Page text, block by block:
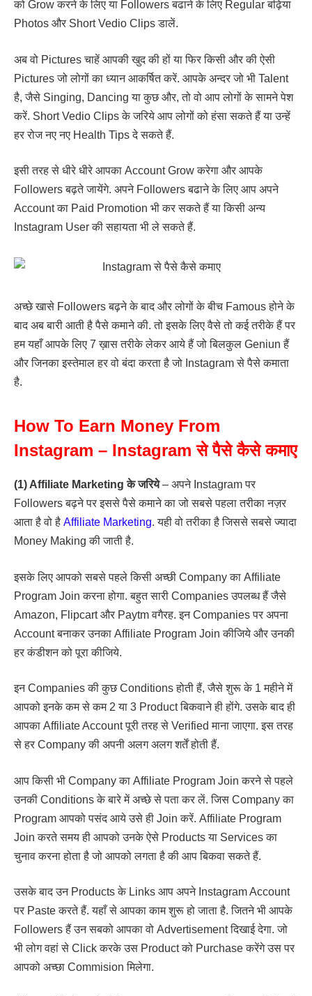
को Grow करने के लिए या Followers बढाने के लिए Regular बढ़िया
Photos और Short Vedio Clips डालें.
अब वो Pictures चाहें आपकी खुद की हों या फिर किसी और की ऐसी
Pictures जो लोगों का ध्यान आकर्षित करें. आपके अन्दर जो भी Talent
है, जैसे Singing, Dancing या कुछ और, तो वो आप लोगों के सामने पेश
करें. Short Vedio Clips के जरिये आप लोगों को हंसा सकते हैं या उन्हें
हर रोज नए नए Health Tips दे सकते हैं.
इसी तरह से धीरे धीरे आपका Account Grow करेगा और आपके
Followers बढ़ते जायेंगे. अपने Followers बढाने के लिए आप अपने
Account का Paid Promotion भी कर सकते हैं या किसी अन्य
Instagram User की सहायता भी ले सकते हैं.
अच्छे खासे Followers बढ़ने के बाद और लोगों के बीच Famous होने के
बाद अब बारी आती है पैसे कमाने की. तो इसके लिए वैसे तो कई तरीके हैं पर
हम यहाँ आपके लिए 7 ख़ास तरीके लेकर आये हैं जो बिलकुल Geniun हैं
और जिनका इस्तेमाल हर वो बंदा करता है जो Instagram से पैसे कमाता
है.
How To Earn Money From
Instagram – Instagram से पैसे कैसे कमाए
(1) Affiliate Marketing के जरिये– अपने Instagram पर
Followers बढ़ने पर इससे पैसे कमाने का जो सबसे पहला तरीका नज़र
आता है वो है Affiliate Marketing. यही वो तरीका है जिससे सबसे ज्यादा
Money Making की जाती है.
इसके लिए आपको सबसे पहले किसी अच्छी Company का Affiliate
Program Join करना होगा. बहुत सारी Companies उपलब्ध हैं जैसे
Amazon, Flipcart और Paytm वगैरह. इन Companies पर अपना
Account बनाकर उनका Affiliate Program Join कीजिये और उनकी
हर कंडीशन को पूरा कीजिये.
इन Companies की कुछ Conditions होती हैं, जैसे शुरू के 1 महीने में
आपको इनके कम से कम 2 या 3 Product बिकवाने ही होंगे. उसके बाद ही
आपका Affiliate Account पूरी तरह से Verified माना जाएगा. इस तरह
से हर Company की अपनी अलग अलग शर्तें होती हैं.
आप किसी भी Company का Affiliate Program Join करने से पहले
उनकी Conditions के बारे में अच्छे से पता कर लें. जिस Company का
Program आपको पसंद आये उसे ही Join करें. Affiliate Program
Join करते समय ही आपको उनके ऐसे Products या Services का
चुनाव करना होता है जो आपको लगता है की आप बिकवा सकते हैं.
उसके बाद उन Products के Links आप अपने Instagram Account
पर Paste करते हैं. यहाँ से आपका काम शुरू हो जाता है. जितने भी आपके
Followers हैं उन सबको आपका वो Advertisement दिखाई देगा. जो
भी लोग वहां से Click करके उस Product को Purchase करेंगे उस पर
आपको अच्छा Commision मिलेगा.